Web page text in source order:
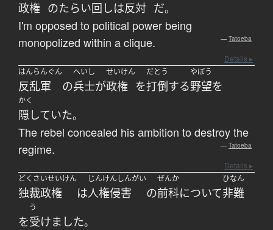
政権 のたらい回しは反対 だ。
I'm opposed to political power being
monopolized within a clique.
— Tatoeba
Details ▸
はんらんぐん
反乱軍 の
へいし
兵士が
せいけん
政権 を
だとう
打倒する
やぼう
野望を
かく
隠していた。
The rebel concealed his ambition to destroy the
regime.
— Tatoeba
Details ▸
どくさいせいけん
独裁政権 は
じんけんしんがい
人権侵害 の
ぜんか
前科について
ひなん
非難
を
う
受けました。